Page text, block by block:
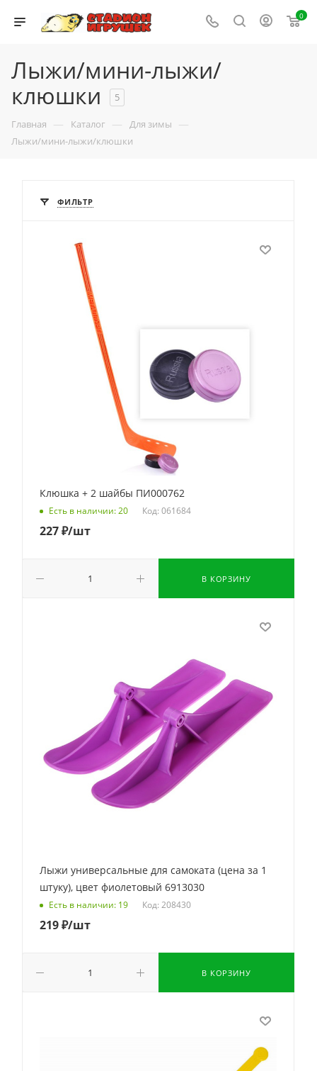
0
Лыжи/мини-лыжи/
клюшки
5
Главная — Каталог — Для зимы —
Лыжи/мини-лыжи/клюшки
ФИЛЬТР
Клюшка + 2 шайбы ПИ000762
Есть в наличии: 20 Код: 061684
227₽/шт
В КОРЗИНУ
Лыжи универсальные для самоката (цена за 1
штуку), цвет фиолетовый 6913030
Есть в наличии: 19 Код: 208430
219₽/шт
В КОРЗИНУ